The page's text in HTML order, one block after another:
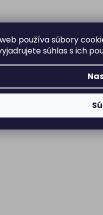
používa súbory
súhlas s ich